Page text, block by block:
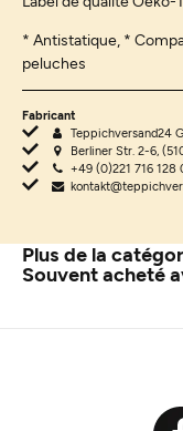
* Antistatique, *
peluches
Fabricant
Teppichversand24
Berliner Str. 2-6,
+49 (0)221 716 128
Plus de la
Souvent acheté